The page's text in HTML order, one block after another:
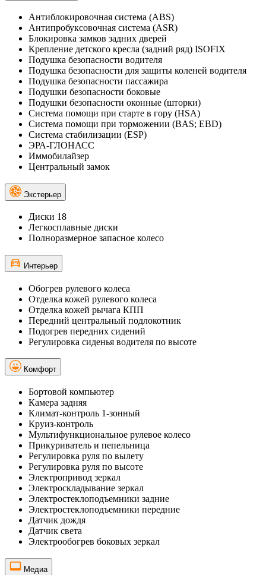
Антиблокировочная система (ABS)
Антипробуксовочная система (ASR)
Блокировка замков задних дверей
Крепление детского кресла (задний ряд) ISOFIX
Подушка безопасности водителя
Подушка безопасности для защиты коленей водителя
Подушка безопасности пассажира
Подушки безопасности боковые
Подушки безопасности оконные (шторки)
Система помощи при старте в гору (HSA)
Система помощи при торможении (BAS; EBD)
Система стабилизации (ESP)
ЭРА-ГЛОНАСС
Иммобилайзер
Центральный замок
Экстерьер
Диски 18
Легкосплавные диски
Полноразмерное запасное колесо
Интерьер
Обогрев рулевого колеса
Отделка кожей рулевого колеса
Отделка кожей рычага КПП
Передний центральный подлокотник
Подогрев передних сидений
Регулировка сиденья водителя по высоте
Комфорт
Бортовой компьютер
Камера задняя
Климат-контроль 1-зонный
Круиз-контроль
Мультифункциональное рулевое колесо
Прикуриватель и пепельница
Регулировка руля по вылету
Регулировка руля по высоте
Электропривод зеркал
Электроскладывание зеркал
Электростеклоподъемники задние
Электростеклоподъемники передние
Датчик дождя
Датчик света
Электрообогрев боковых зеркал
Медиа